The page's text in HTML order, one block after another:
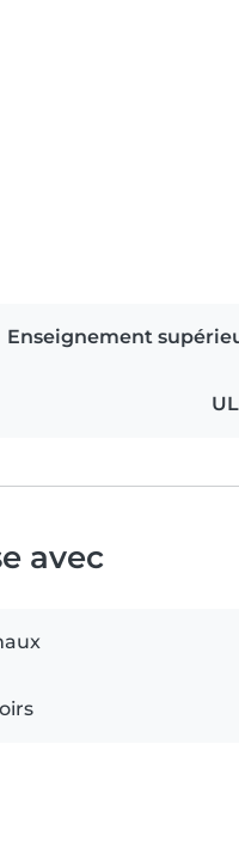
Enseignement
avec